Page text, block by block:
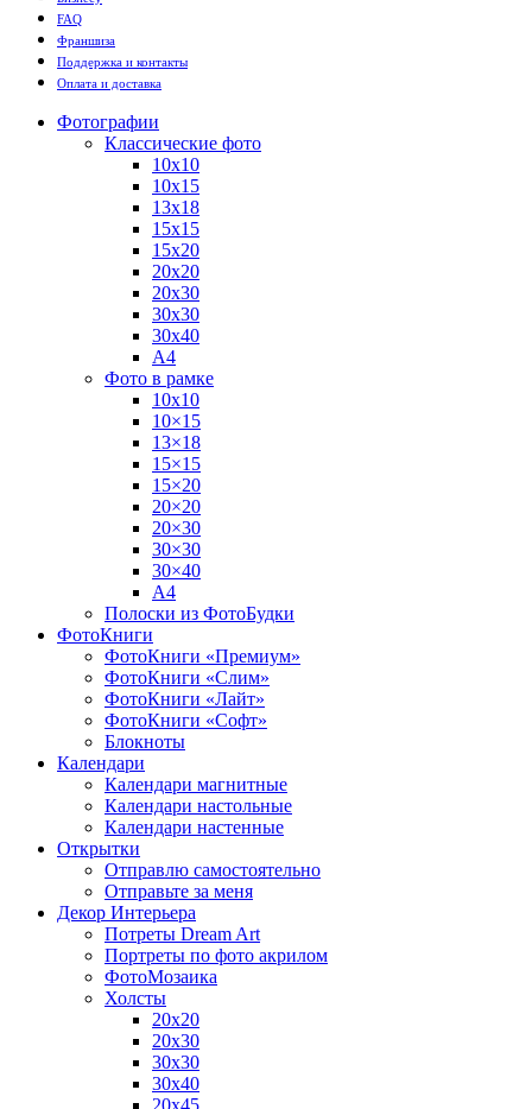
FAQ
Франшиза
Поддержка и контакты
Оплата и доставка
Фотографии
Классические фото
10х10
10х15
13х18
15х15
15х20
20х20
20х30
30х30
30х40
А4
Фото в рамке
10х10
10×15
13×18
15×15
15×20
20×20
20×30
30×30
30×40
A4
Полоски из ФотоБудки
ФотоКниги
ФотоКниги «Премиум»
ФотоКниги «Слим»
ФотоКниги «Лайт»
ФотоКниги «Софт»
Блокноты
Календари
Календари магнитные
Календари настольные
Календари настенные
Открытки
Отправлю самостоятельно
Отправьте за меня
Декор Интерьера
Потреты Dream Art
Портреты по фото акрилом
ФотоМозаика
Холсты
20х20
20х30
30х30
30х40
20х45